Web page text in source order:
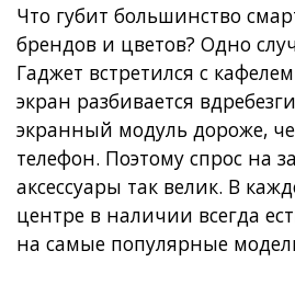
Что губит большинство
брендов и цветов? Одно
Гаджет встретился с
экран разбивается
экранный модуль дороже,
телефон. Поэтому спрос на
аксессуары так велик. В
центре в наличии всегда
на самые популярные